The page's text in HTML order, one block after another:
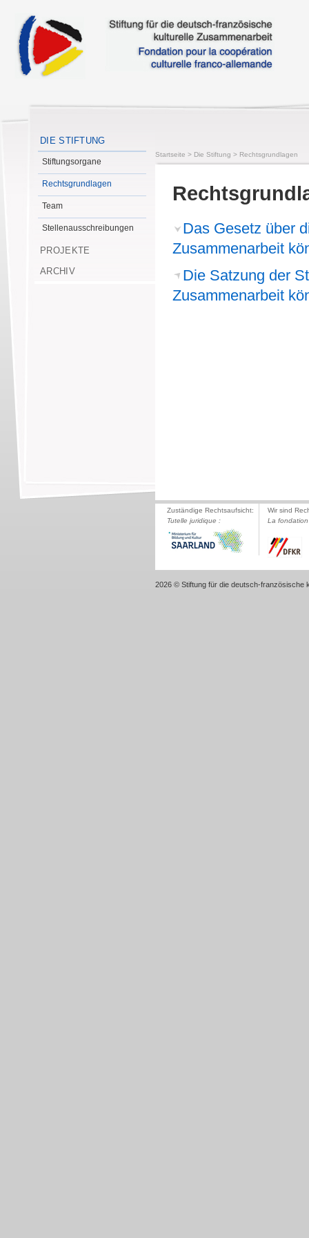
DIE STIFTUNG
Stiftungsorgane
Rechtsgrundlagen
Team
Stellenausschreibungen
PROJEKTE
ARCHIV
Startseite > Die Stiftung > Rechtsgrundlagen
Das Gesetz über
Zusammenarbeit
Die Satzung der
Zusammenarbeit
Zuständige Rechtsaufsicht:
Tutelle juridique :
Wir sind
La
2026 © Stiftung für die deutsch-französische